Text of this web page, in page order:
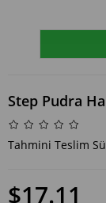
Step Pudra
Tahmini Teslim
$17.11